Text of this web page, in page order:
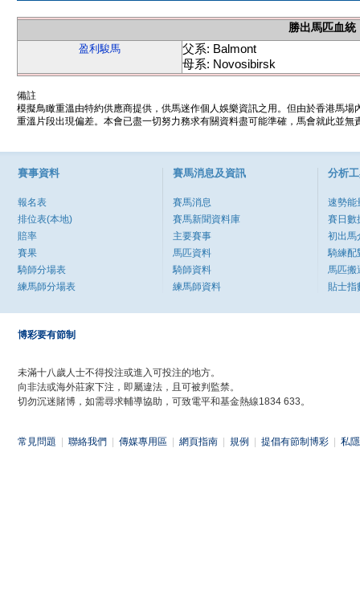
勝出馬匹血統
盈利駿馬
父系: Balmont
母系: Novosibirsk
備註
模擬鳥瞰重溫由特約供應商提供，供馬迷作個人娛樂資訊之用。但由於香港馬
重溫片段出現偏差。本會已盡一切努力務求有關資料盡可能準確，馬會就此並
賽事資料
報名表
排位表(本地)
賠率
賽果
騎師分場表
練馬師分場表
賽馬消息及資訊
賽馬消息
賽馬新聞資料庫
主要賽事
馬匹資料
騎師資料
練馬師資料
分析
速勢能
賽日數
初出馬
騎練配
馬匹搬
貼士指
博彩要有節制
未滿十八歲人士不得投注或進入可投注的地方。
向非法或海外莊家下注，即屬違法，且可被判監禁。
切勿沉迷賭博，如需尋求輔導協助，可致電平和基金熱線1834 633。
常見問題 聯絡我們 傳媒專用區 網頁指南 規例 提倡有節制博彩 私